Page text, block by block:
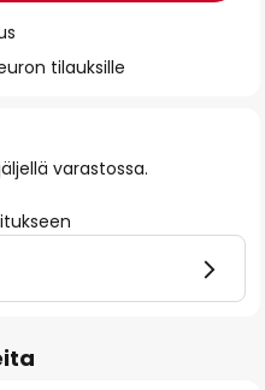
tilauksille
varastossa.